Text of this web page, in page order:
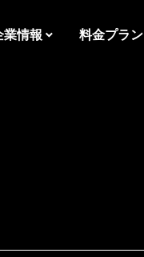
業情報 料金プラン